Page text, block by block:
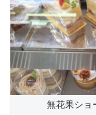
無花果ショ